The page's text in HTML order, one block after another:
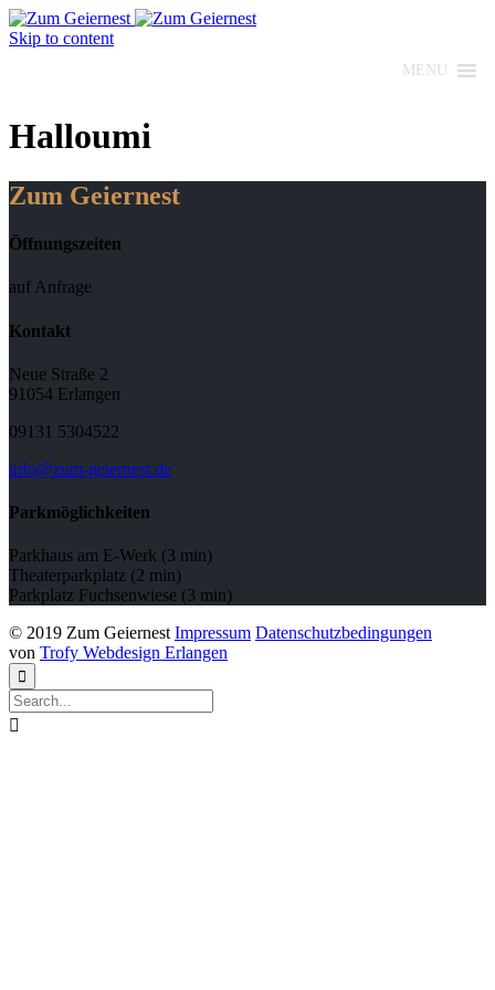
Skip to content
MENU
Halloumi
Zum Geiernest
Öffnungszeiten
auf Anfrage
Kontakt
Neue Straße 2
91054 Erlangen
09131 5304522
info@zum-geiernest.de
Parkmöglichkeiten
Parkhaus am E-Werk (3 min)
Theaterparkplatz (2 min)
Parkplatz Fuchsenwiese (3 min)
© 2019 Zum GeiernestImpressum Datenschutzbedingungen
von Trofy Webdesign Erlangen

